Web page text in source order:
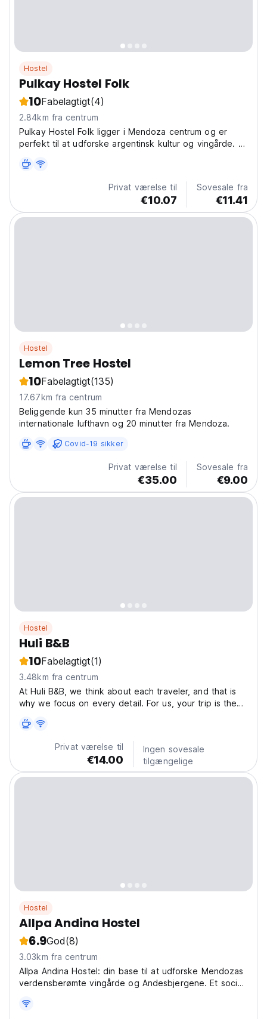
Hostel
Pulkay Hostel Folk
10Fabelagtigt(4)
2.84km fra centrum
Pulkay Hostel Folk ligger i Mendoza centrum og er
perfekt til at udforske argentinsk kultur og vingårde. Et
from original language)
Privat værelse til
€10.07
Sovesale fra
€11.41
Hostel
Lemon Tree Hostel
10Fabelagtigt(135)
17.67km fra centrum
Beliggende kun 35 minutter fra Mendozas
internationale lufthavn og 20 minutter fra Mendoza.
Covid-19 sikker
Privat værelse til
€35.00
Sovesale fra
€9.00
Hostel
Huli B&B
10Fabelagtigt(1)
3.48km fra centrum
At Huli B&B, we think about each traveler, and that is
why we focus on every detail. For us, your trip is the
best accommodation experience. Our goal is to
provide you with an inspiring environment, perfect...
Privat værelse til
€14.00
Ingen sovesale
tilgængelige
Hostel
Allpa Andina Hostel
6.9God(8)
3.03km fra centrum
Allpa Andina Hostel: din base til at udforske Mendozas
verdensberømte vingårde og Andesbjergene. Et socialt
budgetophold. (Auto-translated from original language)